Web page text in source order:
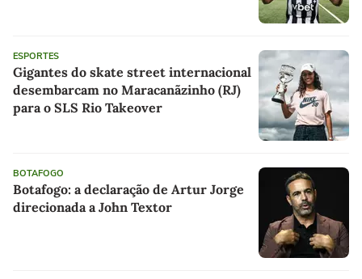
ESPORTES
Gigantes do skate street internacional
desembarcam no Maracanãzinho (RJ)
para o SLS Rio Takeover
BOTAFOGO
Botafogo: a declaração de Artur Jorge
direcionada a John Textor